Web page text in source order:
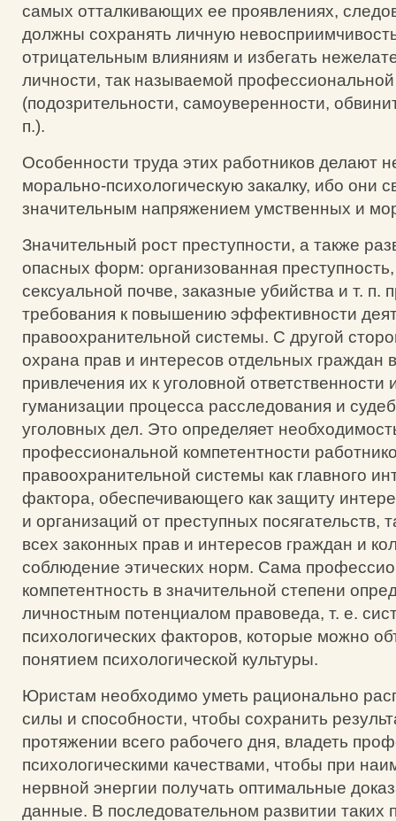
самых отталкивающих ее проявлениях,
должны сохранять личную
отрицательным влияниям и избегать
личности, так называемой
(подозрительности, самоуверенности,
п.).
Особенности труда этих работников делают
морально-психологическую закалку, ибо они
значительным напряжением умственных и
Значительный рост преступности, а также
опасных форм: организованная
сексуальной почве, заказные убийства и т. п.
требования к повышению эффективности
правоохранительной системы. С другой
охрана прав и интересов отдельных граждан
привлечения их к уголовной ответственности
гуманизации процесса расследования и
уголовных дел. Это определяет
профессиональной компетентности
правоохранительной системы как главного
фактора, обеспечивающего как защиту
и организаций от преступных посягательств,
всех законных прав и интересов граждан и
соблюдение этических норм. Сама
компетентность в значительной степени
личностным потенциалом правоведа, т. е.
психологических факторов, которые можно
понятием психологической культуры.
Юристам необходимо уметь рационально
силы и способности, чтобы сохранить
протяжении всего рабочего дня, владеть
психологическими качествами, чтобы при
нервной энергии получать оптимальные
данные. В последовательном развитии